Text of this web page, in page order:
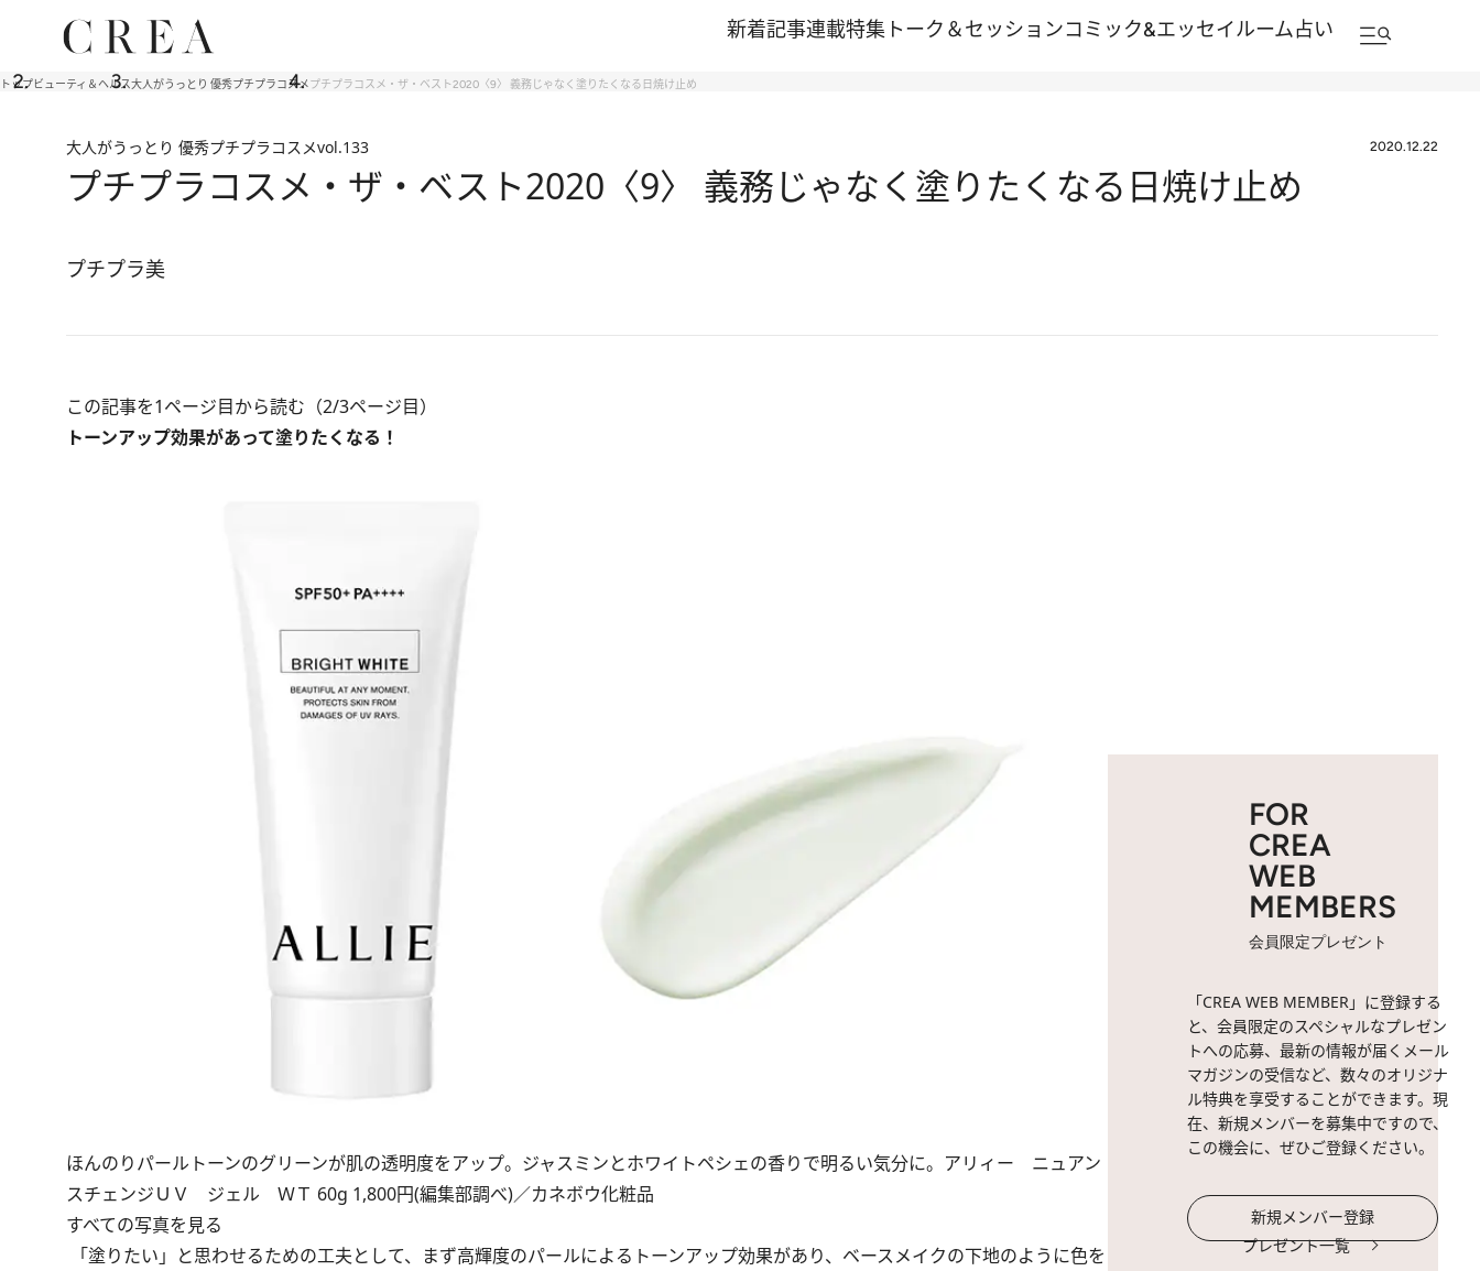
新着記事連載特集 トーク＆セッションコミック&エッセイルーム占い
トップビューティ＆ヘルス大人がうっとり 優秀プチプラコスメプチプラコスメ・ザ・ベスト2020〈9〉 義務じゃなく塗りたくなる日焼け止め
大人がうっとり 優秀プチプラコスメvol.133 2020.12.22
プチプラコスメ・ザ・ベスト2020〈9〉 義務じゃなく塗りたくなる日焼け止め
プチプラ美
この記事を1ページ目から読む（2/3ページ目）
トーンアップ効果があって塗りたくなる！
ほんのりパールトーンのグリーンが肌の透明度をアップ。ジャスミンとホワイトペシェの香りで明るい気分に。アリィー ニュアン
スチェンジＵＶ ジェル ＷＴ 60g 1,800円(編集部調べ)／カネボウ化粧品
すべての写真を見る
「塗りたい」と思わせるための工夫として、まず高輝度のパールによるトーンアップ効果があり、ベースメイクの下地のように色を
FOR
CREA
WEB
MEMBERS
会員限定プレゼント
「CREA WEB MEMBER」に登録する
と、会員限定のスペシャルなプレゼン
トへの応募、最新の情報が届くメール
マガジンの受信など、数々のオリジナ
ル特典を享受することができます。現
在、新規メンバーを募集中ですので、
この機会に、ぜひご登録ください。
新規メンバー登録
プレゼント一覧